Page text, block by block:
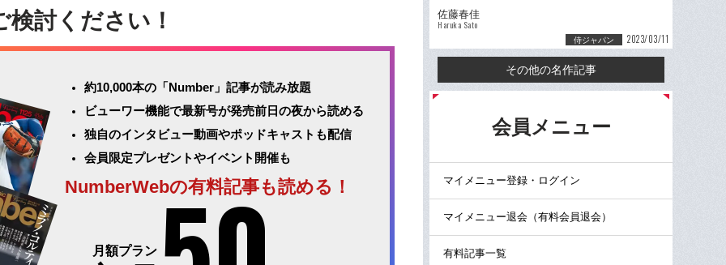
検討ください！
約10,000本の「Number」記事が読み放題
ビューワー機能で最新号が発売前日の夜から読める
独自のインタビュー動画やポッドキャストも配信
会員限定プレゼントやイベント開催も
NumberWebの有料記事も読める！
月額プラン
巻だった
佐藤春佳
Haruka Sato
侍ジャパン 2023/03/11
その他の名作記事
会員メニュー
マイメニュー登録・ログイン
マイメニュー退会（有料会員退会）
有料記事一覧